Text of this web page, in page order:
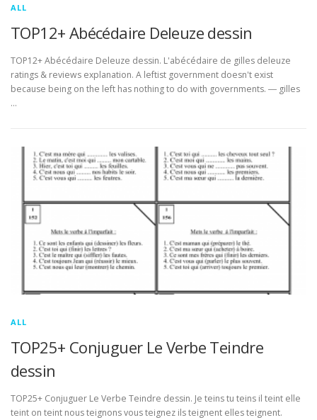
ALL
TOP12+ Abécédaire Deleuze dessin
TOP12+ Abécédaire Deleuze dessin. L'abécédaire de gilles deleuze
ratings & reviews explanation. A leftist government doesn't exist
because being on the left has nothing to do with governments. ― gilles
…
ALL
TOP25+ Conjuguer Le Verbe Teindre
dessin
TOP25+ Conjuguer Le Verbe Teindre dessin. Je teins tu teins il teint elle
teint on teint nous teignons vous teignez ils teignent elles teignent.